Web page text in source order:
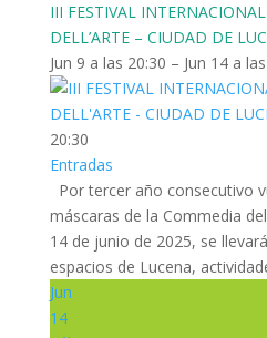
III FESTIVAL
DELL’ARTE – CIUDAD DE
Jun 9 a las 20:30 – Jun 14 a
20:30
Entradas
Por tercer año consecutivo
máscaras de la Commedia
14 de junio de 2025, se
espacios de Lucena,
Jun
14